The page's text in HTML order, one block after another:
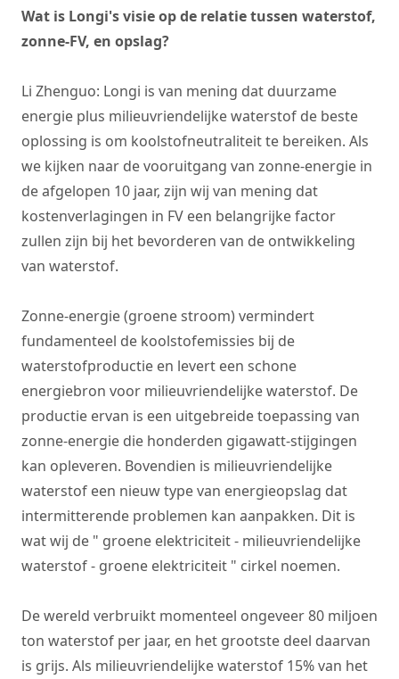
Wat is Longi's visie op de relatie tussen waterstof,
zonne-FV, en opslag?
Li Zhenguo: Longi is van mening dat duurzame
energie plus milieuvriendelijke waterstof de beste
oplossing is om koolstofneutraliteit te bereiken. Als
we kijken naar de vooruitgang van zonne-energie in
de afgelopen 10 jaar, zijn wij van mening dat
kostenverlagingen in FV een belangrijke factor
zullen zijn bij het bevorderen van de ontwikkeling
van waterstof.
Zonne-energie (groene stroom) vermindert
fundamenteel de koolstofemissies bij de
waterstofproductie en levert een schone
energiebron voor milieuvriendelijke waterstof. De
productie ervan is een uitgebreide toepassing van
zonne-energie die honderden gigawatt-stijgingen
kan opleveren. Bovendien is milieuvriendelijke
waterstof een nieuw type van energieopslag dat
intermitterende problemen kan aanpakken. Dit is
wat wij de " groene elektriciteit - milieuvriendelijke
waterstof - groene elektriciteit " cirkel noemen.
De wereld verbruikt momenteel ongeveer 80 miljoen
ton waterstof per jaar, en het grootste deel daarvan
is grijs. Als milieuvriendelijke waterstof 15% van het